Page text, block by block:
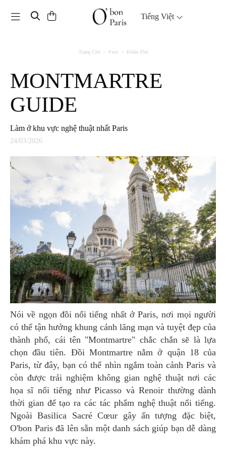
Toggle navigation Tiếng Việt
Trang Chủ Paris Khám Phá
MONTMARTRE
GUIDE
Làm ở khu vực nghệ thuật nhất Paris
24/03/2026
Nói về ngọn đồi nổi tiếng nhất ở Paris, nơi mọi người
có thể tận hưởng khung cảnh lãng mạn và tuyệt đẹp của
thành phố, cái tên "Montmartre" chắc chắn sẽ là lựa
chọn đầu tiên. Đồi Montmartre nằm ở quận 18 của
Paris, từ đây, bạn có thể nhìn ngắm toàn cảnh Paris và
còn được trải nghiệm không gian nghệ thuật nơi các
họa sĩ nổi tiếng như Picasso và Renoir thường dành
thời gian để tạo ra các tác phẩm nghệ thuật nổi tiếng.
Ngoài Basilica Sacré Cœur gây ấn tượng đặc biệt,
O'bon Paris đã lên sẵn một danh sách giúp bạn dễ dàng
khám phá khu vực này.